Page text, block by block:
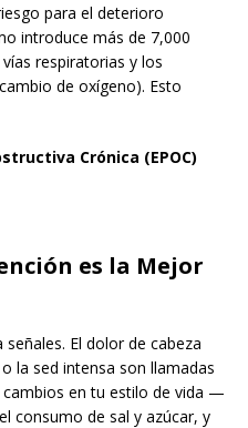
para el deterioro
introduce más de 7,000
respiratorias y los
de oxígeno). Esto
Crónica (EPOC)
es la Mejor
El dolor de cabeza
la sed intensa son llamadas
en tu estilo de vida —
consumo de sal y azúcar, y